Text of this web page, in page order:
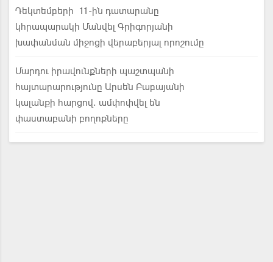
Դեկտեմբերի 11-ին դատարանը
կհրապարակի Մանվել Գրիգորյանի
խափանման միջոցի վերաբերյալ որոշումը
Մարդու իրավունքների պաշտպանի
հայտարարությունը Արսեն Բաբայանի
կալանքի հարցով. ամփոփվել են
փաստաբանի բողոքները